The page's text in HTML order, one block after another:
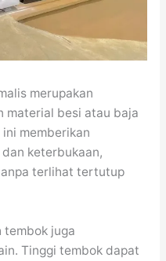
merupakan
material besi atau baja
memberikan
keterbukaan,
terlihat tertutup
tembok juga
Tinggi tembok dapat